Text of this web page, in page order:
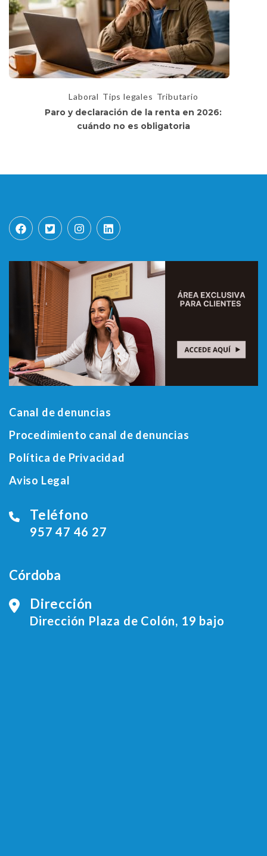
Laboral Tips legales Tributario
Paro y declaración de la renta en 2026:
cuándo no es obligatoria
Canal de denuncias
Procedimiento canal de denuncias
Política de Privacidad
Aviso Legal
Teléfono
957 47 46 27
Córdoba
Dirección
Dirección Plaza de Colón, 19 bajo